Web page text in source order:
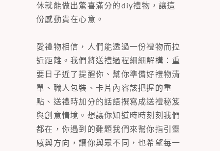
休就能做出驚喜滿分的diy禮物，讓這
份感動貴在心意。
愛禮物相信，人們能透過一份禮物而拉
近距離。我們將送禮過程細細解構：重
要日子近了提醒你、幫你準備好禮物清
單、職人包裝、卡片內容該把握的重
點、送禮時加分的話語撰寫成送禮秘笈
與創意情境。想讓你知道時時刻刻我們
都在，你遇到的難題我們來幫你指引靈
感與方向，讓你與眾不同，也希望每一